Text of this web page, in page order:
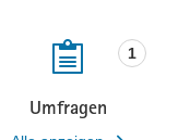
Umfragen
1